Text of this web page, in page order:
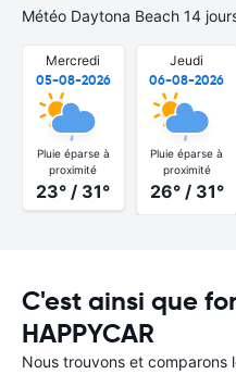
Météo Daytona Beach 14
Mercredi
05-08-2026
Pluie éparse à
proximité
23° / 31°
Jeudi
06-08-2026
Pluie éparse à
proximité
26° / 31°
C'est ainsi que
HAPPYCAR
Nous trouvons et comparons